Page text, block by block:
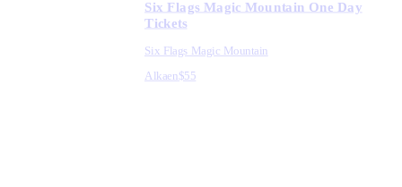
Six Flags Magic Mountain One Day
Tickets
Six Flags Magic Mountain
Alkaen$55